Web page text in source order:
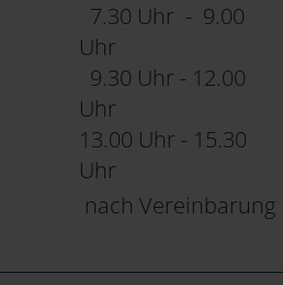
7.30 Uhr - 9.00
Uhr
9.30 Uhr - 12.00
Uhr
13.00 Uhr - 15.30
Uhr
nach Vereinbarung